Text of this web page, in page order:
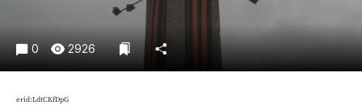
Происшествия
Спорт
Экономика и бизнес
0 2926
erid:LdtCKfDpG